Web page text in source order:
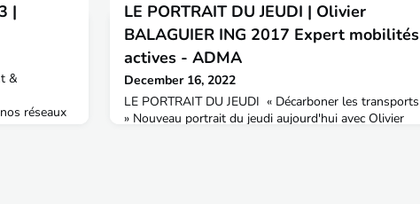
|
&
réseaux
LE PORTRAIT DU JEUDI | Olivier
BALAGUIER ING 2017 Expert mobilités
actives - ADMA
December 16, 2022
LE PORTRAIT DU JEUDI « Décarboner les transports
» Nouveau portrait du jeudi aujourd'hui avec Olivier